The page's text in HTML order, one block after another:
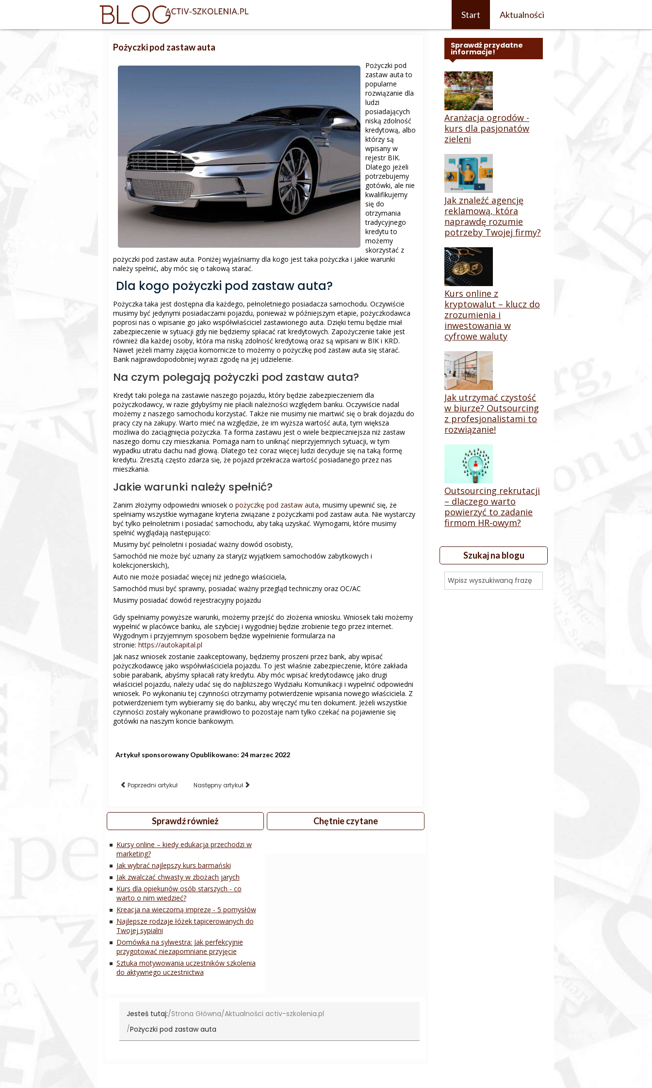
Start Aktualności
Pożyczki pod zastaw auta
Pożyczki pod
zastaw auta to
popularne
rozwiązanie dla
ludzi
posiadających
niską zdolność
kredytową, albo
którzy są
wpisany w
rejestr BIK.
Dlatego jeżeli
potrzebujemy
gotówki, ale nie
kwalifikujemy
się do
otrzymania
tradycyjnego
kredytu to
możemy
skorzystać z
pożyczki pod zastaw auta. Poniżej wyjaśniamy dla kogo jest taka pożyczka i jakie warunki
należy spełnić, aby móc się o takową starać.
Dla kogo pożyczki pod zastaw auta?
Pożyczka taka jest dostępna dla każdego, pełnoletniego posiadacza samochodu. Oczywiście
musimy być jedynymi posiadaczami pojazdu, ponieważ w późniejszym etapie, pożyczkodawca
poprosi nas o wpisanie go jako współwłaściciel zastawionego auta. Dzięki temu będzie miał
zabezpieczenie w sytuacji gdy nie będziemy spłacać rat kredytowych. Zapożyczenie takie jest
również dla każdej osoby, która ma niską zdolność kredytową oraz są wpisani w BIK i KRD.
Nawet jeżeli mamy zajęcia komornicze to możemy o pożyczkę pod zastaw auta się starać.
Bank najprawdopodobniej wyrazi zgodę na jej udzielenie.
Na czym polegają pożyczki pod zastaw auta?
Kredyt taki polega na zastawie naszego pojazdu, który będzie zabezpieczeniem dla
pożyczkodawcy, w razie gdybyśmy nie płacili należności względem banku. Oczywiście nadal
możemy z naszego samochodu korzystać. Także nie musimy nie martwić się o brak dojazdu do
pracy czy na zakupy. Warto mieć na względzie, że im wyższa wartość auta, tym większa
możliwa do zaciągnięcia pożyczka. Ta forma zastawu jest o wiele bezpieczniejsza niż zastaw
naszego domu czy mieszkania. Pomaga nam to uniknąć nieprzyjemnych sytuacji, w tym
wypadku utratu dachu nad głową. Dlatego też coraz więcej ludzi decyduje się na taką formę
kredytu. Zresztą często zdarza się, że pojazd przekracza wartość posiadanego przez nas
mieszkania.
Jakie warunki należy spełnić?
Zanim złożymy odpowiedni wniosek o pożyczkę pod zastaw auta, musimy upewnić się, że
spełniamy wszystkie wymagane kryteria związane z pożyczkami pod zastaw auta. Nie wystarczy
być tylko pełnoletnim i posiadać samochodu, aby taką uzyskać. Wymogami, które musimy
spełnić wyglądają następująco:
Musimy być pełnoletni i posiadać ważny dowód osobisty,
Samochód nie może być uznany za stary(z wyjątkiem samochodów zabytkowych i
kolekcjonerskich),
Auto nie może posiadać więcej niż jednego właściciela,
Samochód musi być sprawny, posiadać ważny przegląd techniczny oraz OC/AC
Musimy posiadać dowód rejestracyjny pojazdu
Gdy spełniamy powyższe warunki, możemy przejść do złożenia wniosku. Wniosek taki możemy
wypełnić w placówce banku, ale szybciej i wygodniej będzie zrobienie tego przez internet.
Wygodnym i przyjemnym sposobem będzie wypełnienie formularza na
stronie: https://autokapital.pl
Jak nasz wniosek zostanie zaakceptowany, będziemy proszeni przez bank, aby wpisać
pożyczkodawcę jako współwłaściciela pojazdu. To jest właśnie zabezpieczenie, które zakłada
sobie parabank, abyśmy spłacali raty kredytu. Aby móc wpisać kredytodawcę jako drugi
właściciel pojazdu, należy udać się do najbliższego Wydziału Komunikacji i wypełnić odpowiedni
wniosek. Po wykonaniu tej czynności otrzymamy potwierdzenie wpisania nowego właściciela. Z
potwierdzeniem tym wybieramy się do banku, aby wręczyć mu ten dokument. Jeżeli wszystkie
czynności zostały wykonane prawidłowo to pozostaje nam tylko czekać na pojawienie się
gotówki na naszym koncie bankowym.
Artykuł sponsorowany Opublikowano: 24 marzec 2022
Poprzedni artykuł Następny artykuł
Sprawdź również
Kursy online – kiedy edukacja przechodzi w
marketing?
Jak wybrać najlepszy kurs barmański
Jak zwalczać chwasty w zbożach jarych
Kurs dla opiekunów osób starszych - co
warto o nim wiedzieć?
Kreacja na wieczorną imprezę - 5 pomysłów
Najlepsze rodzaje łóżek tapicerowanych do
Twojej sypialni
Domówka na sylwestra: Jak perfekcyjnie
przygotować niezapomniane przyjęcie
Sztuka motywowania uczestników szkolenia
do aktywnego uczestnictwa
Chętnie czytane
Jesteś tutaj: Strona Główna Aktualności activ-szkolenia.pl
Pożyczki pod zastaw auta
Sprawdź przydatne
informacje!
Aranżacja ogrodów -
kurs dla pasjonatów
zieleni
Jak znaleźć agencję
reklamową, która
naprawdę rozumie
potrzeby Twojej firmy?
Kurs online z
kryptowalut – klucz do
zrozumienia i
inwestowania w
cyfrowe waluty
Jak utrzymać czystość
w biurze? Outsourcing
z profesjonalistami to
rozwiązanie!
Outsourcing rekrutacji
– dlaczego warto
powierzyć to zadanie
firmom HR-owym?
Szukaj na blogu